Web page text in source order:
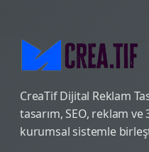
CreaTif Dijital Reklam
tasarım, SEO, reklam
kurumsal sistemle